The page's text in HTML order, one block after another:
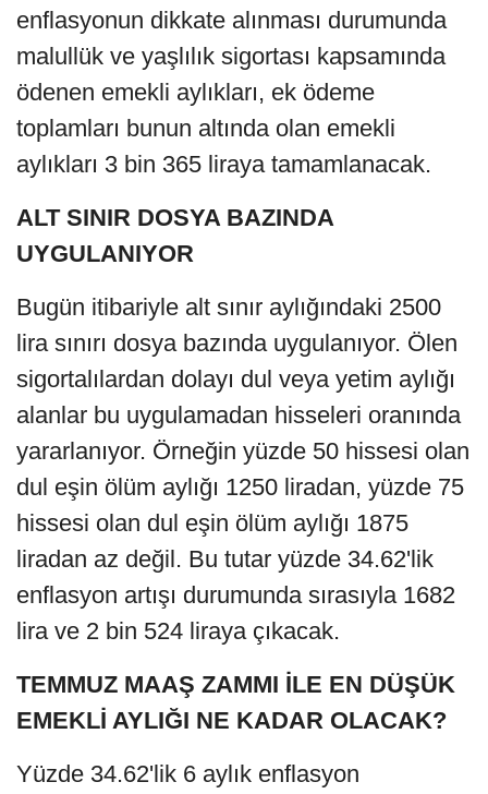
enflasyonun dikkate alınması durumunda
malullük ve yaşlılık sigortası kapsamında
ödenen emekli aylıkları, ek ödeme
toplamları bunun altında olan emekli
aylıkları 3 bin 365 liraya tamamlanacak.
ALT SINIR DOSYA BAZINDA
UYGULANIYOR
Bugün itibariyle alt sınır aylığındaki 2500
lira sınırı dosya bazında uygulanıyor. Ölen
sigortalılardan dolayı dul veya yetim aylığı
alanlar bu uygulamadan hisseleri oranında
yararlanıyor. Örneğin yüzde 50 hissesi olan
dul eşin ölüm aylığı 1250 liradan, yüzde 75
hissesi olan dul eşin ölüm aylığı 1875
liradan az değil. Bu tutar yüzde 34.62'lik
enflasyon artışı durumunda sırasıyla 1682
lira ve 2 bin 524 liraya çıkacak.
TEMMUZ MAAŞ ZAMMI İLE EN DÜŞÜK
EMEKLİ AYLIĞI NE KADAR OLACAK?
Yüzde 34.62'lik 6 aylık enflasyon